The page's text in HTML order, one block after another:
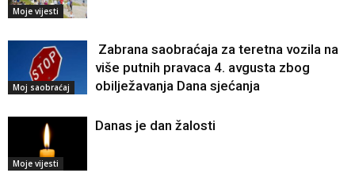
Moje vijesti
Moj saobraćaj
Zabrana saobraćaja za teretna vozila na
više putnih pravaca 4. avgusta zbog
obilježavanja Dana sjećanja
Moje vijesti
Danas je dan žalosti